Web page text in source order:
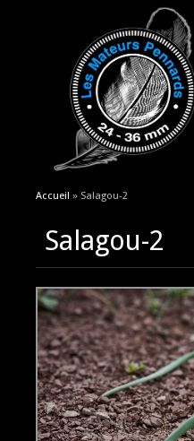
Vous êtes ici
Accueil » Salagou-2
Salagou-2